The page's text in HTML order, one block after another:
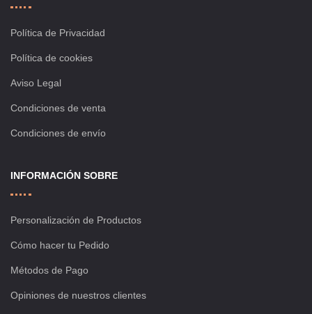
Política de Privacidad
Política de cookies
Aviso Legal
Condiciones de venta
Condiciones de envío
INFORMACIÓN SOBRE
Personalización de Productos
Cómo hacer tu Pedido
Métodos de Pago
Opiniones de nuestros clientes